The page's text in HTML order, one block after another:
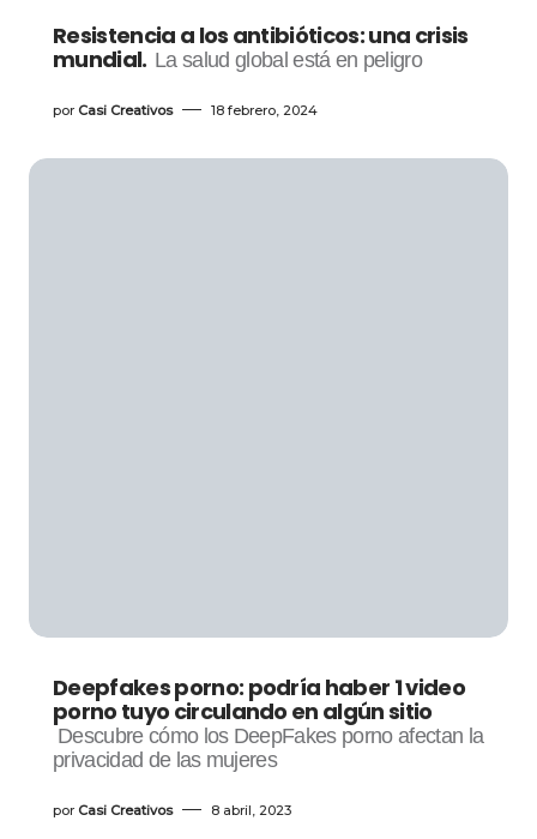
Resistencia a los antibióticos: una crisis
mundial. La salud global está en peligro
por Casi Creativos 18 febrero, 2024
Deepfakes porno: podría haber 1 video
porno tuyo circulando en algún sitio
Descubre cómo los DeepFakes porno afectan la
privacidad de las mujeres
por Casi Creativos 8 abril, 2023